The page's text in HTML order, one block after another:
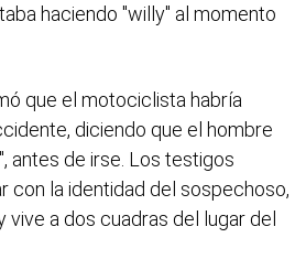
haciendo "willy" al momento
que el motociclista habría
diciendo que el hombre
antes de irse. Los testigos
con la identidad del sospechoso,
vive a dos cuadras del lugar del